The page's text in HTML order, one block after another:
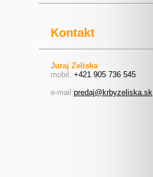
Kontakt
Juraj Zeliska
mobil: +421 905 736 545
e-mail:predaj@krbyzeliska.sk